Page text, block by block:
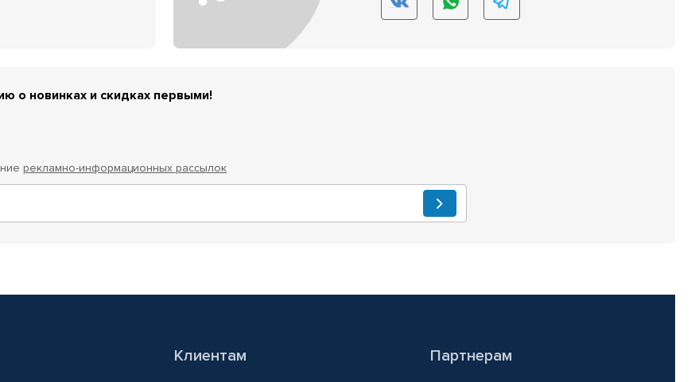
о новинках и скидках первыми!
рекламно-информационных рассылок
Клиентам Партнерам